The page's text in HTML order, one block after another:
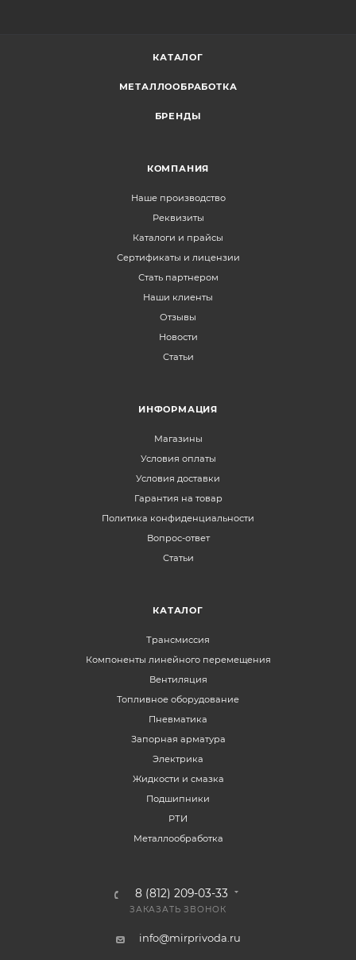
КАТАЛОГ
МЕТАЛЛООБРАБОТКА
БРЕНДЫ
КОМПАНИЯ
Наше производство
Реквизиты
Каталоги и прайсы
Сертификаты и лицензии
Стать партнером
Наши клиенты
Отзывы
Новости
Статьи
ИНФОРМАЦИЯ
Магазины
Условия оплаты
Условия доставки
Гарантия на товар
Политика конфиденциальности
Вопрос-ответ
Статьи
КАТАЛОГ
Трансмиссия
Компоненты линейного перемещения
Вентиляция
Топливное оборудование
Пневматика
Запорная арматура
Электрика
Жидкости и смазка
Подшипники
РТИ
Металлообработка
8 (812) 209-03-33
ЗАКАЗАТЬ ЗВОНОК
info@mirprivoda.ru